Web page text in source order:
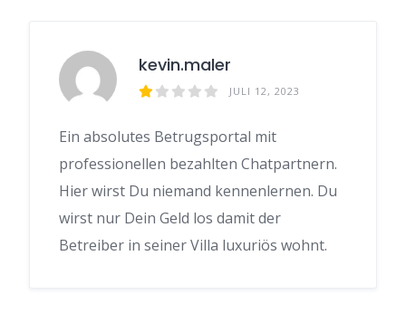
kevin.maler
JULI 12, 2023
Ein absolutes Betrugsportal mit
professionellen bezahlten Chatpartnern.
Hier wirst Du niemand kennenlernen. Du
wirst nur Dein Geld los damit der
Betreiber in seiner Villa luxuriös wohnt.